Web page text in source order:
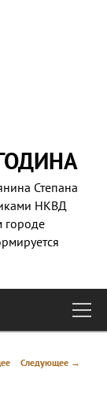
Степана
НКВД
городе
Следующее →